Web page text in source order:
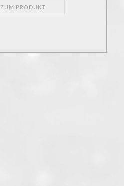
ZUM PRODUKT